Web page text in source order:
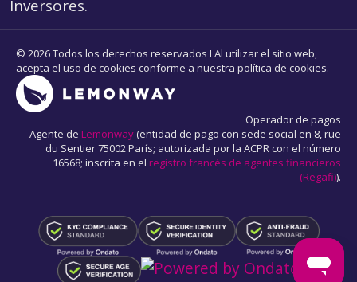
Inversores.
© 2026 Todos los derechos reservados I Al utilizar el sitio web,
acepta el uso de cookies conforme a nuestra política de cookies.
Operador de pagos
Agente de Lemonway(entidad de pago con sede social en 8, rue
du Sentier 75002 París; autorizada por la ACPR con el número
16568; inscrita en el registro francés de agentes financieros
(Regafi)).